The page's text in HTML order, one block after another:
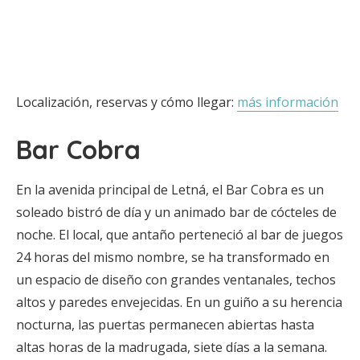
Localización, reservas y cómo llegar: más información
Bar Cobra
En la avenida principal de Letná, el Bar Cobra es un
soleado bistró de día y un animado bar de cócteles de
noche. El local, que antaño perteneció al bar de juegos
24 horas del mismo nombre, se ha transformado en
un espacio de diseño con grandes ventanales, techos
altos y paredes envejecidas. En un guiño a su herencia
nocturna, las puertas permanecen abiertas hasta
altas horas de la madrugada, siete días a la semana.